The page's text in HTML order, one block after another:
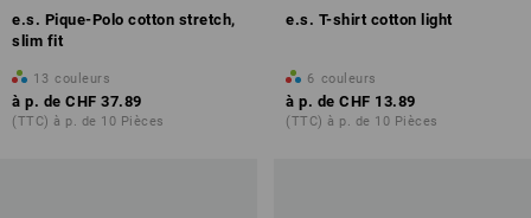
e.s. Pique-Polo cotton stretch,
slim fit
13 couleurs
à p. de CHF 37.89
(TTC) à p. de 10 Pièces
e.s. T-shirt cotton light
6 couleurs
à p. de CHF 13.89
(TTC) à p. de 10 Pièces